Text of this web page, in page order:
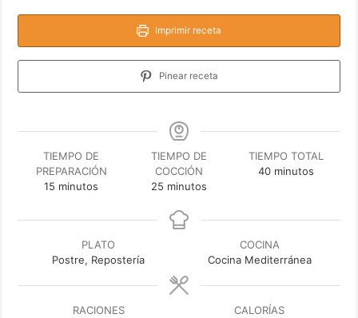
Imprimir receta
Pinear receta
TIEMPO DE
PREPARACIÓN
15 minutos
minutos
TIEMPO DE
COCCIÓN
25minutos
minutos
TIEMPO TOTAL
40minutos
minutos
PLATO
Postre, Repostería
COCINA
Cocina Mediterránea
RACIONES
CALORÍAS